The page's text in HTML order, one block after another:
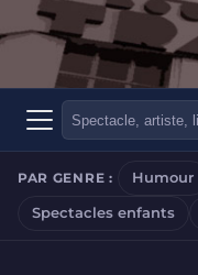
PAR GENRE : Humour
Spectacles enfants